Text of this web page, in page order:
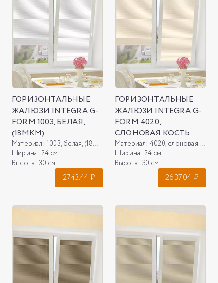
ГОРИЗОНТАЛЬНЫЕ
ЖАЛЮЗИ INTEGRA G-
FORM 1003, БЕЛАЯ,
(18МКМ)
Материал: 1003, белая, (18мкм)
Ширина: 24 см
Высота: 30 см
2743.44 ₽
ГОРИЗОНТАЛЬНЫЕ
ЖАЛЮЗИ INTEGRA G-
FORM 4020,
СЛОНОВАЯ КОСТЬ
Материал: 4020, слоновая кость
Ширина: 24 см
Высота: 30 см
2637.04 ₽